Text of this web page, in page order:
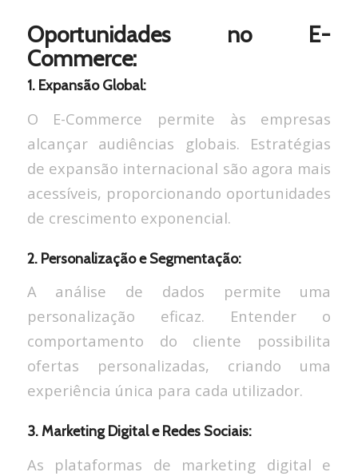
Oportunidades no E-
Commerce:
1. Expansão Global:
O E-Commerce permite às empresas
alcançar audiências globais. Estratégias
de expansão internacional são agora mais
acessíveis, proporcionando oportunidades
de crescimento exponencial.
2. Personalização e Segmentação:
A análise de dados permite uma
personalização eficaz. Entender o
comportamento do cliente possibilita
ofertas personalizadas, criando uma
experiência única para cada utilizador.
3. Marketing Digital e Redes Sociais:
As plataformas de marketing digital e